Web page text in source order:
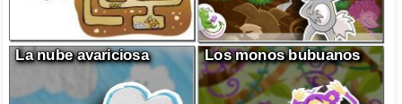
La nube avariciosa Los monos bubuanos